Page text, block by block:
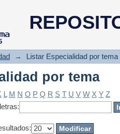
por tema
→ Listar Especialidad por tema
por tema
L M N O P Q R S T U V W X Y Z